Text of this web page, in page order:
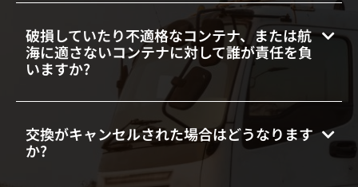
破損していたり不適格なコンテナ、または航
海に適さないコンテナに対して誰が責任を負
いますか?
交換がキャンセルされた場合はどうなります
か?